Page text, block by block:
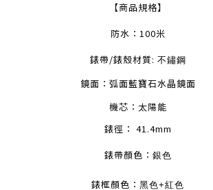
【商品規格】
防水：100米
錶帶/錶殼材質: 不鏽鋼
鏡面：弧面藍寶石水晶鏡面
機芯：太陽能
錶徑： 41.4mm
錶帶顏色： 銀色
錶框顏色： 黑色+紅色